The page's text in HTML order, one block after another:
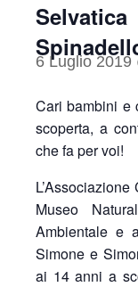
6 Luglio 2019
Cari bambini e
scoperta, a
che fa per voi!
Museo
Ambientale e
Simone e
ai 14 anni a